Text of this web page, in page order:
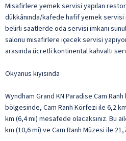
Misafirlere yemek servisi yapılan
dükkânında/kafede hafif yemek
belirli saatlerde oda servisi imkanı
salonu misafirlere içecek servisi
arasında ücretli kontinental kahvaltı
Okyanus kıyısında
Wyndham Grand KN Paradise Cam
bölgesinde, Cam Ranh Körfezi ile 6,2
km (6,4 mi) mesafede olacaksınız. Bu
km (10,6 mi) ve Cam Ranh Müzesi ile